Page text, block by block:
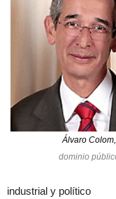
Álvaro Colom,
dominio
industrial y político